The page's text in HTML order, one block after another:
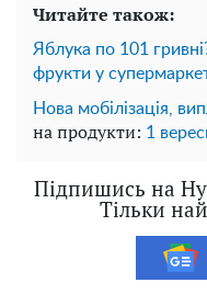
Читайте також:
Яблука по 101
фрукти у
Нова мобілізація,
на продукти: 1
Підпишись на
Тільки